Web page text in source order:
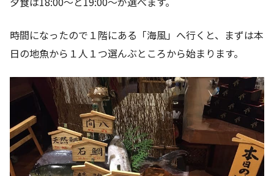
時間になったので１階にある「海風」へ行くと、まずは本
日の地魚から１人１つ選んぶところから始まります。